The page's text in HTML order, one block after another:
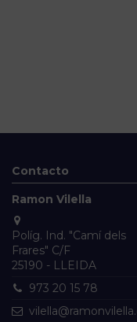
Contacto
Ramon Vilella
Políg. Ind. "Camí dels
Frares" C/F
25190 - LLEIDA
973 20 15 78